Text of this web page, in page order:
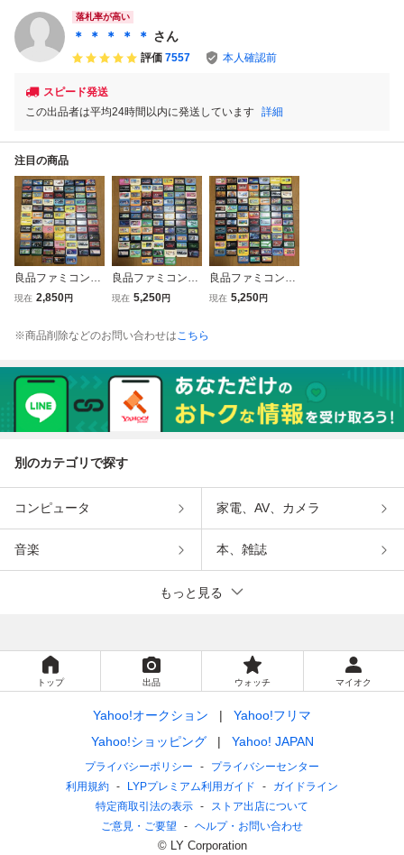
落札率が高い
＊ ＊ ＊ ＊ ＊ さん
評価 7557 本人確認前
スピード発送
この出品者は平均24時間以内に発送しています 詳細
注目の商品
良品ファミコンソ
フト80本セット③
現在 2,850円
良品ファミコンソ
フト80本セット①
現在 5,250円
良品ファミコンソ
フト80本セット②
現在 5,250円
※商品削除などのお問い合わせはこちら
別のカテゴリで探す
コンピュータ 家電、AV、カメラ
音楽 本、雑誌
もっと見る
トップ 出品 ウォッチ マイオク
Yahoo!オークション
Yahoo!フリマ
Yahoo!ショッピング
Yahoo! JAPAN
プライバシーポリシー
プライバシーセンター
利用規約
LYPプレミアム利用ガイド
ガイドライン
特定商取引法の表示
ストア出店について
ご意見・ご要望
ヘルプ・お問い合わせ
© LY Corporation